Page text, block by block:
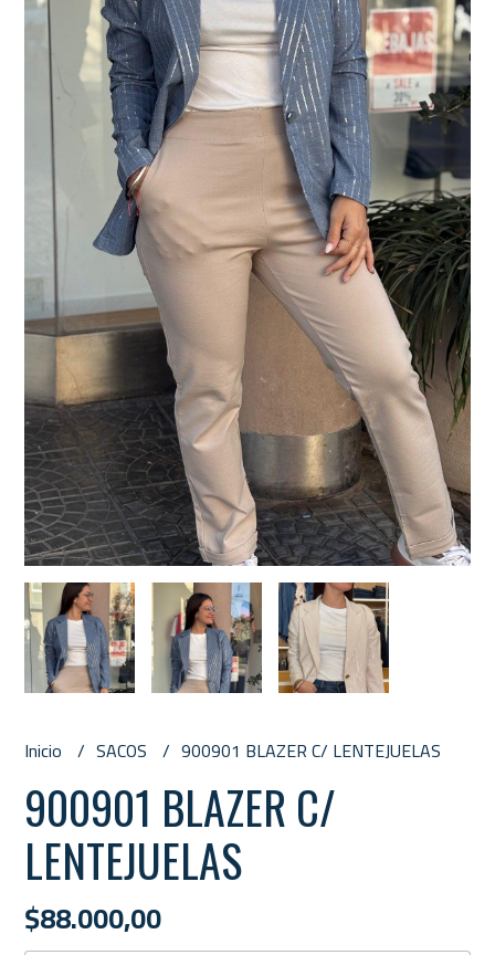
Inicio SACOS 900901 BLAZER C/ LENTEJUELAS
900901 BLAZER C/
LENTEJUELAS
$88.000,00